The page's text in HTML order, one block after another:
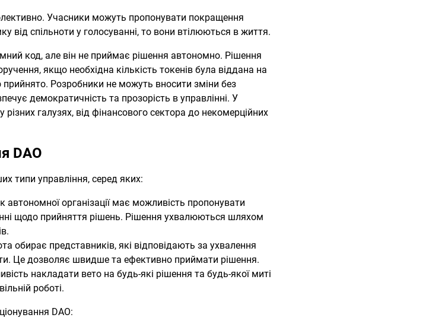
Учасники можуть пропонувати покращення
від спільноти у голосуванні, то вони втілюються в життя.
код, але він не приймає рішення автономно. Рішення
якщо необхідна кількість токенів була віддана на
прийнято. Розробники не можуть вносити зміни без
демократичність та прозорість в управлінні. У
галузях, від фінансового сектора до некомерційних
DAO
типи управління, серед яких:
автономної організації має можливість пропонувати
щодо прийняття рішень. Рішення ухвалюються шляхом
обирає представників, які відповідають за ухвалення
Це дозволяє швидше та ефективно приймати рішення.
накладати вето на будь-які рішення та будь-якої миті
роботі.
DAO: